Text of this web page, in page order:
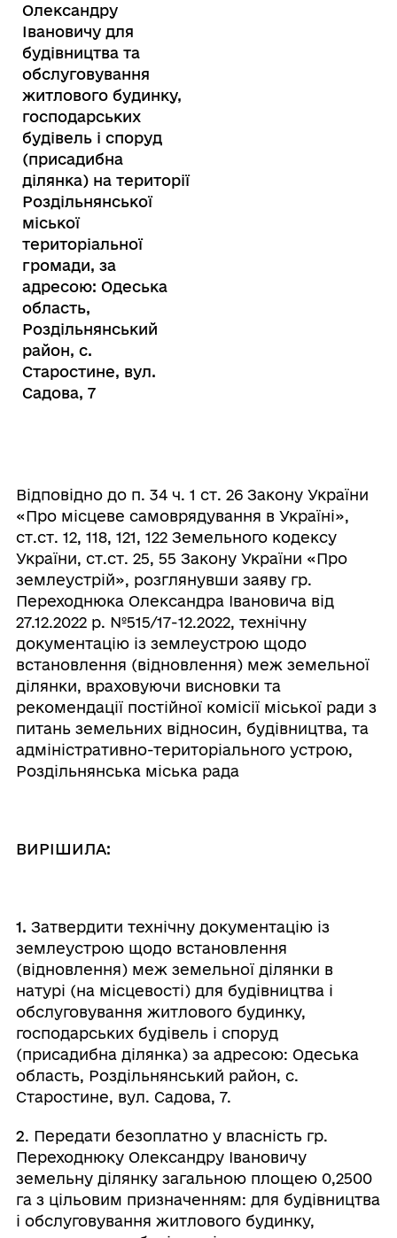
Олександру
Івановичу для
будівництва та
обслуговування
житлового будинку,
господарських
будівель і споруд
(присадибна
ділянка) на території
Роздільнянської
міської
територіальної
громади, за
адресою: Одеська
область,
Роздільнянський
район, с.
Старостине, вул.
Садова, 7
Відповідно до п. 34 ч. 1 ст. 26 Закону України
«Про місцеве самоврядування в Україні»,
ст.ст. 12, 118, 121, 122 Земельного кодексу
України, ст.ст. 25, 55 Закону України «Про
землеустрій», розглянувши заяву гр.
Переходнюка Олександра Івановича від
27.12.2022 р. №515/17-12.2022, технічну
документацію із землеустрою щодо
встановлення (відновлення) меж земельної
ділянки, враховуючи висновки та
рекомендації постійної комісії міської ради з
питань земельних відносин, будівництва, та
адміністративно-територіального устрою,
Роздільнянська міська рада
ВИРІШИЛА:
1. Затвердити технічну документацію із
землеустрою щодо встановлення
(відновлення) меж земельної ділянки в
натурі (на місцевості) для будівництва і
обслуговування житлового будинку,
господарських будівель і споруд
(присадибна ділянка) за адресою: Одеська
область, Роздільнянський район, с.
Старостине, вул. Садова, 7.
2. Передати безоплатно у власність гр.
Переходнюку Олександру Івановичу
земельну ділянку загальною площею 0,2500
га з цільовим призначенням: для будівництва
і обслуговування житлового будинку,